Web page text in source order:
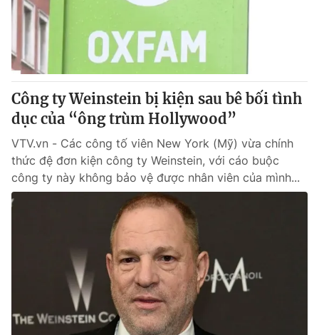
Công ty Weinstein bị kiện sau bê bối tình
dục của “ông trùm Hollywood”
VTV.vn - Các công tố viên New York (Mỹ) vừa chính
thức đệ đơn kiện công ty Weinstein, với cáo buộc
công ty này không bảo vệ được nhân viên của mình...